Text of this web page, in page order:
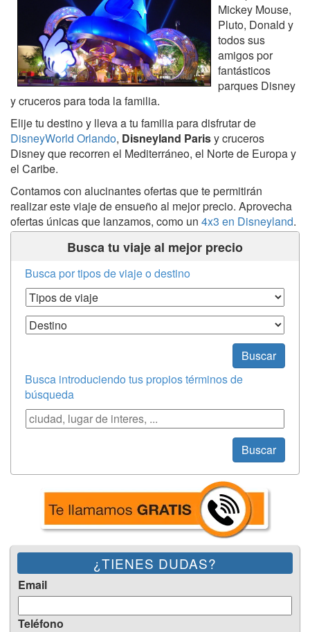
Mickey Mouse,
Pluto, Donald y
todos sus
amigos por
fantásticos
parques Disney
y cruceros para toda la familia.
Elije tu destino y lleva a tu familia para disfrutar de
DisneyWorld Orlando, Disneyland Parisy cruceros
Disney que recorren el Mediterráneo, el Norte de Europa y
el Caribe.
Contamos con alucinantes ofertas que te permitirán
realizar este viaje de ensueño al mejor precio. Aprovecha
ofertas únicas que lanzamos, como un 4x3 en Disneyland.
Busca tu viaje al mejor precio
Busca por tipos de viaje o destino
Tipos de Viaje
Destino
Buscar
Busca introduciendo tus propios términos de
búsqueda
Búsqueda
Buscar
¿TIENES DUDAS?
Email
Teléfono